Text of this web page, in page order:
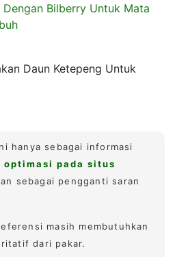
Bilberry Untuk Mata
Daun Ketepeng Untuk
hanya sebagai informasi
optimasi pada situs
sebagai pengganti saran
masih membutuhkan
dari pakar.